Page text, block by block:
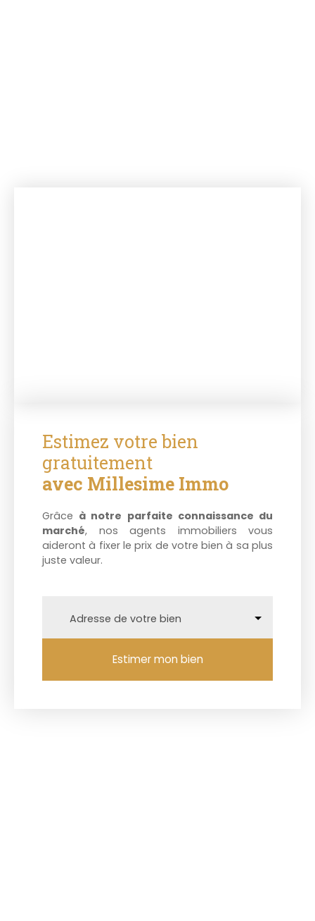
Estimez votre bien
gratuitement
avec Millesime Immo
Grâce à notre parfaite connaissance du
marché, nos agents immobiliers vous
aideront à fixer le prix de votre bien à sa plus
juste valeur.
Adresse de votre bien
Estimer mon bien